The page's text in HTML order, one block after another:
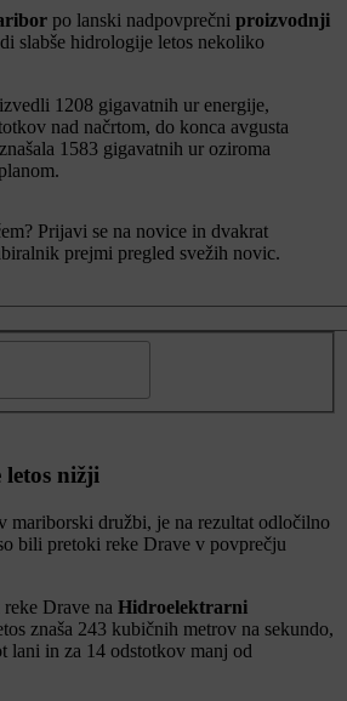
po lanski nadpovprečni proizvodnji
slabše hidrologije letos nekoliko
1208 gigavatnih ur energije,
nad načrtom, do konca avgusta
1583 gigavatnih ur oziroma
Prijavi se na novice in dvakrat
prejmi pregled svežih novic.
nižji
mariborski družbi, je na rezultat odločilno
bili pretoki reke Drave v povprečju
Drave na Hidroelektrarni
znaša 243 kubičnih metrov na sekundo,
lani in za 14 odstotkov manj od